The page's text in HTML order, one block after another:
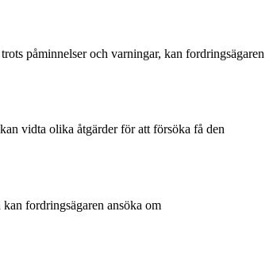
påminnelser och varningar, kan fordringsägaren
vidta olika åtgärder för att försöka få den
fordringsägaren ansöka om